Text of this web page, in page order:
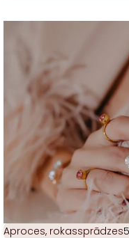
Aproces, rokassprādzes